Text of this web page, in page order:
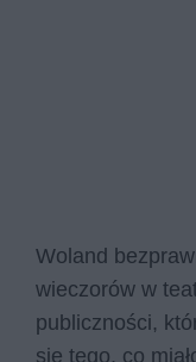
Woland
wieczorów w
publiczności,
się tego, co